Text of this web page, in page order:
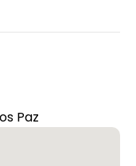
Paz